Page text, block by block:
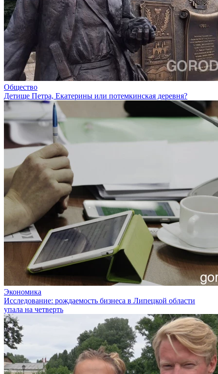
Общество
Детище Петра, Екатерины или потемкинская деревня?
Экономика
Исследование: рождаемость бизнеса в Липецкой области
упала на четверть